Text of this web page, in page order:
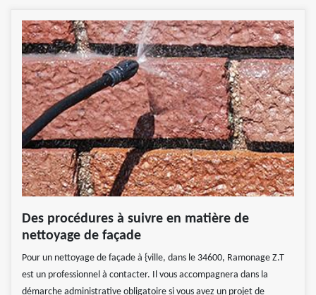
Des procédures à suivre en matière de
nettoyage de façade
Pour un nettoyage de façade à {ville, dans le 34600, Ramonage Z.T
est un professionnel à contacter. Il vous accompagnera dans la
démarche administrative obligatoire si vous avez un projet de